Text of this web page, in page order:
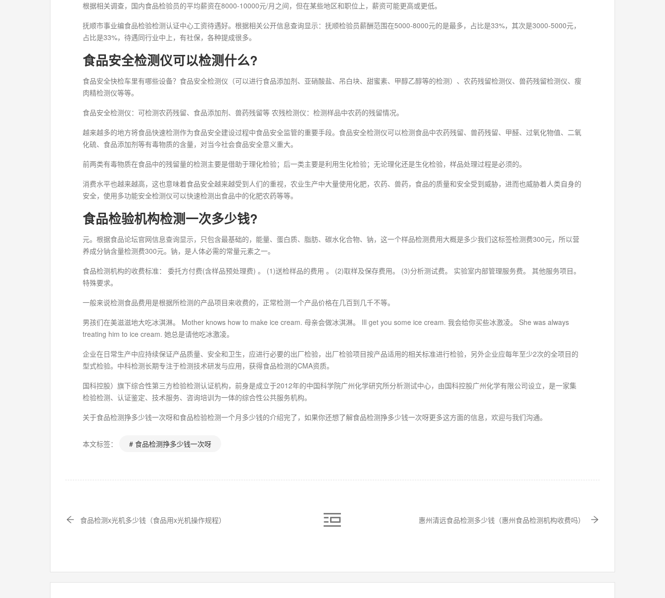
根据相关调查，国内食品检验员的平均薪资在8000-10000元/月之间，但在某些地区和职位上，薪资可能更高或更低。
抚顺市事业编食品检验检测认证中心工资待遇好。根据相关公开信息查询显示：抚顺检验员薪酬范围在5000-8000元的是最多，占比是33%，其次是3000-5000元，
占比是33%，待遇同行业中上，有社保，各种提成很多。
食品安全检测仪可以检测什么?
食品安全快检车里有哪些设备？食品安全检测仪（可以进行食品添加剂、亚硝酸盐、吊白块、甜蜜素、甲醇乙醇等的检测）、农药残留检测仪、兽药残留检测仪、瘦
肉精检测仪等等。
食品安全检测仪：可检测农药残留、食品添加剂、兽药残留等 农残检测仪：检测样品中农药的残留情况。
越来越多的地方将食品快速检测作为食品安全建设过程中食品安全监管的重要手段。食品安全检测仪可以检测食品中农药残留、兽药残留、甲醛、过氧化物值、二氧
化硫、食品添加剂等有毒物质的含量，对当今社会食品安全意义重大。
前两类有毒物质在食品中的残留量的检测主要是借助于理化检验；后一类主要是利用生化检验；无论理化还是生化检验，样品处理过程是必须的。
消费水平也越来越高，这也意味着食品安全越来越受到人们的重视，农业生产中大量使用化肥，农药、兽药，食品的质量和安全受到威胁，进而也威胁着人类自身的
安全，使用多功能安全检测仪可以快速检测出食品中的化肥农药等等。
食品检验机构检测一次多少钱?
元。根据食品论坛官网信息查询显示，只包含最基础的，能量、蛋白质、脂肪、碳水化合物、钠，这一个样品检测费用大概是多少我们这标签检测费300元，所以营
养成分钠含量检测费300元。钠，是人体必需的常量元素之一。
食品检测机构的收费标准： 委托方付费(含样品预处理费) 。 (1)送检样品的费用 。 (2)取样及保存费用。 (3)分析测试费。 实验室内部管理服务费。 其他服务项目。
特殊要求。
一般来说检测食品费用是根据所检测的产品项目来收费的，正常检测一个产品价格在几百到几千不等。
男孩们在美滋滋地大吃冰淇淋。 Mother knows how to make ice cream. 母亲会做冰淇淋。 Ill get you some ice cream. 我会给你买些冰激凌。 She was always
treating him to ice cream. 她总是请他吃冰激凌。
企业在日常生产中应持续保证产品质量、安全和卫生，应进行必要的出厂检验，出厂检验项目按产品适用的相关标准进行检验，另外企业应每年至少2次的全项目的
型式检验。中科检测长期专注于检测技术研发与应用，获得食品检测的CMA资质。
国科控股）旗下综合性第三方检验检测认证机构，前身是成立于2012年的中国科学院广州化学研究所分析测试中心，由国科控股广州化学有限公司设立，是一家集
检验检测、认证鉴定、技术服务、咨询培训为一体的综合性公共服务机构。
关于食品检测挣多少钱一次呀和食品检验检测一个月多少钱的介绍完了，如果你还想了解食品检测挣多少钱一次呀更多这方面的信息，欢迎与我们沟通。
本文标签： # 食品检测挣多少钱一次呀
食品检测x光机多少钱（食品用x光机操作规程） 惠州清远食品检测多少钱（惠州食品检测机构收费吗）